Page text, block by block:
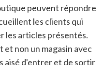
peuvent répondre
les clients qui
les articles présentés.
non un magasin avec
aisé d'entrer et de sortir